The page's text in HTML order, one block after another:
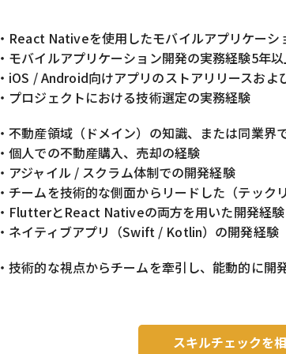
・React Nativeを使用したモバイルアプリケーシ
・モバイルアプリケーション開発の実務経験5年
・iOS / Android向けアプリのストアリリースおよ
・プロジェクトにおける技術選定の実務経験
・不動産領域（ドメイン）の知識、または同業界
・個人での不動産購入、売却の経験
・アジャイル / スクラム体制での開発経験
・チームを技術的な側面からリードした（テック
・FlutterとReact Nativeの両方を用いた開発経験
・ネイティブアプリ（Swift / Kotlin）の開発経験
・技術的な視点からチームを牽引し、能動的に開
スキルチェックを